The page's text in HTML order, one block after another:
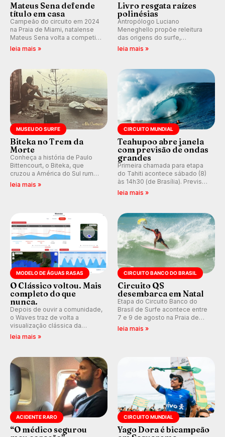
Mateus Sena defende
título em casa
Campeão do circuito em 2024
na Praia de Miami, natalense
Mateus Sena volta a competir
em casa em busca de manter a
leia mais »
Livro resgata raízes
polinésias
Antropólogo Luciano
Meneghello propõe releitura
das origens do surfe,
resgatando a cultura polinésia
prática em esporte e indústria.
leia mais »
MUSEU DO SURFE
Biteka no Trem da
Morte
Conheça a história de Paulo
Bittencourt, o Biteka, que
cruzou a América do Sul rumo
ao Pacífico em uma jornada
leia mais »
CIRCUITO MUNDIAL
Teahupoo abre janela
com previsão de ondas
grandes
Primeira chamada para etapa
do Tahiti acontece sábado (8)
às 14h30 (de Brasília). Previsão
indica swell consistente.
Kelly Slater convidado.
leia mais »
MODELO DE ÁGUAS RASAS
O Clássico voltou. Mais
completo do que
nunca.
Depois de ouvir a comunidade,
o Waves traz de volta a
visualização clássica da
previsão de águas rasas,
ondas para até 16 dias.
leia mais »
CIRCUITO BANCO DO BRASIL
Circuito QS
desembarca em Natal
Etapa do Circuito Banco do
Brasil de Surfe acontece entre
7 e 9 de agosto na Praia de
Miami (RN), em disputas
leia mais »
ACIDENTE RARO
“O médico segurou
CIRCUITO MUNDIAL
Yago Dora é bicampeão